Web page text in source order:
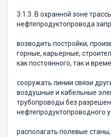
3.1.3. В охранной зоне
нефтепродуктопровода
возводить постройки,
горные, карьерные,
как постоянного, так и
сооружать линии связи
воздушные и кабельные
трубопроводы без
нефтепродуктопроводного
располагать полевые